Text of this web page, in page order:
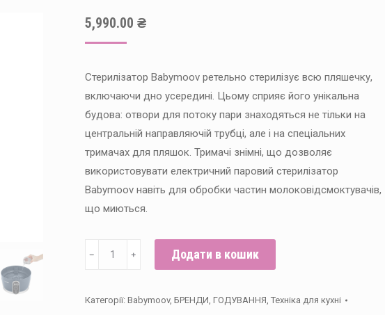
5,990.00 ₴
Стерилізатор Babymoov ретельно стерилізує всю пляшечку,
включаючи дно усередині. Цьому сприяє його унікальна
будова: отвори для потоку пари знаходяться не тільки на
центральній направляючій трубці, але і на спеціальних
тримачах для пляшок. Тримачі знімні, що дозволяє
використовувати електричний паровий стерилізатор
Babymoov навіть для обробки частин молоковідсмоктувачів,
що миються.
Стерилізатор
Babymoov
﹣ ﹢ Додати в кошик
Категорії: Babymoov, БРЕНДИ, ГОДУВАННЯ, Техніка для кухні